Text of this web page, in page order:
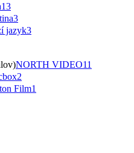
13
3
jazyk3
NORTH VIDEO11
2
Film1